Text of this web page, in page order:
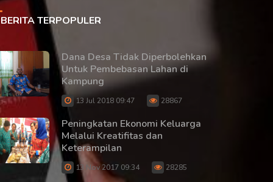
BERITA TERPOPULER
Dana Desa Tidak Diperbolehkan
Untuk Pembebasan Lahan di
Kampung
13 Jul 2018 09:47 28867
Peningkatan Ekonomi Keluarga
Melalui Kreatifitas dan
Keterampilan
13 Nov 2017 09:34 28285